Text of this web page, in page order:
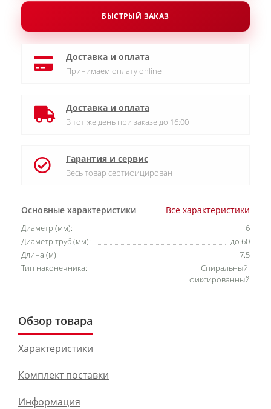
Основные характеристики Все характеристики
Диаметр (мм):
6
Диаметр труб (мм):
до 60
Длина (м):
7.5
Тип наконечника:
Спиральный.
фиксированный
БЫСТРЫЙ ЗАКАЗ
Доставка и оплата
Принимаем оплату online
Доставка и оплата
В тот же день при заказе до 16:00
Гарантия и сервис
Весь товар сертифицирован
Обзор товара
Характеристики
Комплект поставки
Информация